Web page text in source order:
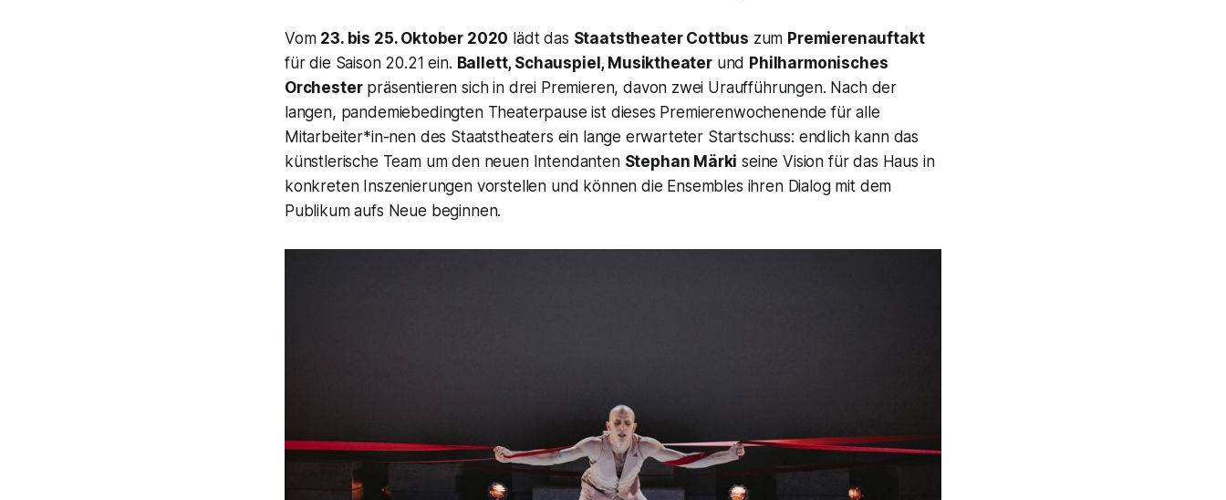
Vom 23. bis 25. Oktober 2020 lädt das Staatstheater Cottbus zum Premierenauftakt
für die Saison 20.21 ein. Ballett, Schauspiel, Musiktheaterund Philharmonisches
Orchesterpräsentieren sich in drei Premieren, davon zwei Uraufführungen. Nach der
langen, pandemiebedingten Theaterpause ist dieses Premierenwochenende für alle
Mitarbeiter*in-nen des Staatstheaters ein lange erwarteter Startschuss: endlich kann das
künstlerische Team um den neuen Intendanten Stephan Märki seine Vision für das Haus in
konkreten Inszenierungen vorstellen und können die Ensembles ihren Dialog mit dem
Publikum aufs Neue beginnen.